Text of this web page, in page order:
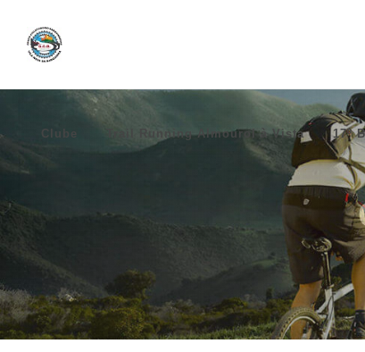
Clube Trail Running Almourol à Vista 17º